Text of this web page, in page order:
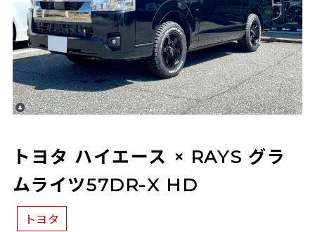
トヨタ ハイエース × RAYS グラ
ムライツ57DR-X HD
トヨタ